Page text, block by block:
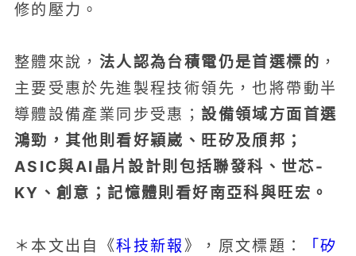
修的壓力。
整體來說， 法人認為台積電仍是首選標的 ，
主要受惠於先進製程技術領先，也將帶動半
導體設備產業同步受惠； 設備領域方面首選
鴻勁，其他則看好穎崴、旺矽及頎邦；
ASIC與AI晶片設計則包括聯發科、世芯-
KY、創意；記憶體則看好南亞科與旺宏。
＊本文出自《科技新報 》，原文標題：
「矽